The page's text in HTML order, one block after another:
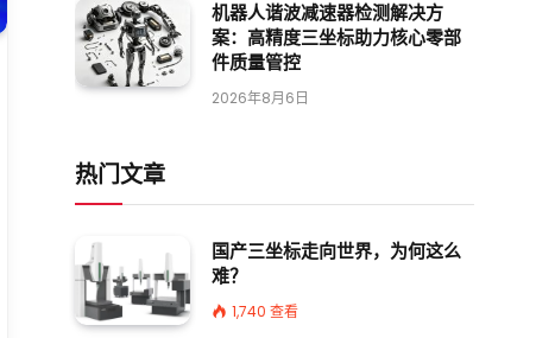
机器人谐波减速器检测解决方
案：高精度三坐标助力核心零部
件质量管控
2026年8月6日
热门文章
国产三坐标走向世界，为何这么
难？
1,740 查看